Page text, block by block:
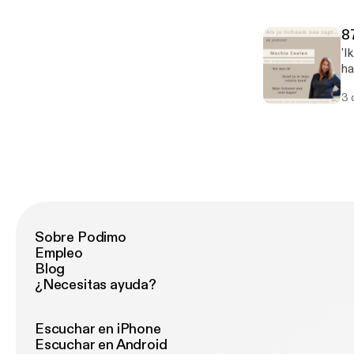
ik
3
Sobre Podimo
Empleo
Blog
¿Necesitas ayuda?
Escuchar en iPhone
Escuchar en Android